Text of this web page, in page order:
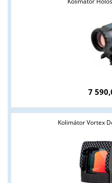
7
Kolimátor Vortex
podnikatelům v oblasti
ANO